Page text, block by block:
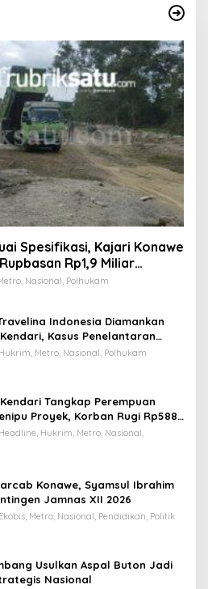
Spesifikasi, Kajari Konawe
Rp1,9 Miliar
Nasional, Polhukam
Indonesia Diamankan
Kasus Penelantaran
Masuk Babak Baru
Metro, Nasional, Polhukam
Tangkap Perempuan
Proyek, Korban Rugi Rp588,1
Hukrim, Metro, Nasional,
Konawe, Syamsul Ibrahim
Jamnas XII 2026
Metro, Nasional, Pendidikan, Politik
Usulkan Aspal Buton Jadi
Nasional